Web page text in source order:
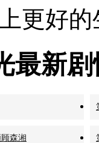
更好的
最新剧
森湘